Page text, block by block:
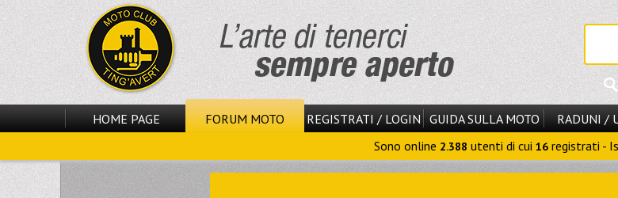
HOME PAGE FORUM MOTO REGISTRATI / LOGIN GUIDA SULLA MOTO RADUNI /
Sono online 2.388 utenti di cui 16 registrati -